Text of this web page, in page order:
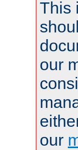
This
our
our